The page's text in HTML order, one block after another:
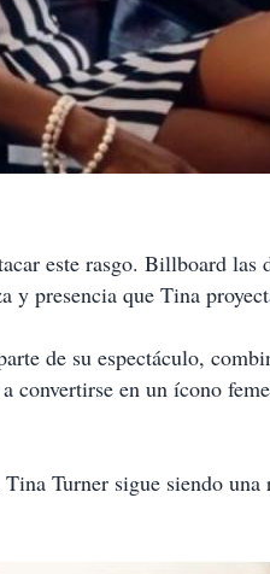
este rasgo. Billboard las
presencia que Tina
de su espectáculo,
convertirse en un ícono
Turner sigue siendo